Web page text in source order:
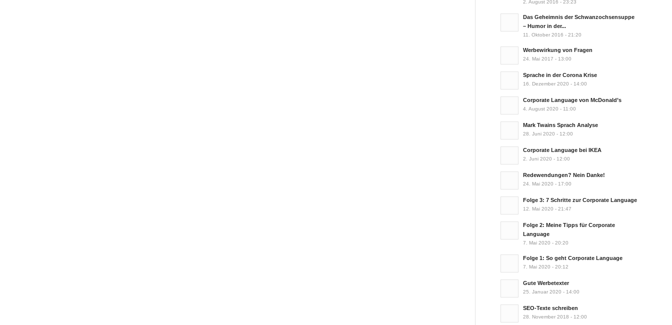
2. August 2016 - 23:23
Das Geheimnis der Schwanzochsensuppe
– Humor in der...
11. Oktober 2016 - 21:20
Werbewirkung von Fragen
24. Mai 2017 - 13:00
Sprache in der Corona Krise
16. Dezember 2020 - 14:00
Corporate Language von McDonald’s
4. August 2020 - 11:00
Mark Twains Sprach Analyse
28. Juni 2020 - 12:00
Corporate Language bei IKEA
2. Juni 2020 - 12:00
Redewendungen? Nein Danke!
24. Mai 2020 - 17:00
Folge 3: 7 Schritte zur Corporate Language
12. Mai 2020 - 21:47
Folge 2: Meine Tipps für Corporate
Language
7. Mai 2020 - 20:20
Folge 1: So geht Corporate Language
7. Mai 2020 - 20:12
Gute Werbetexter
25. Januar 2020 - 14:00
SEO-Texte schreiben
28. November 2018 - 12:00